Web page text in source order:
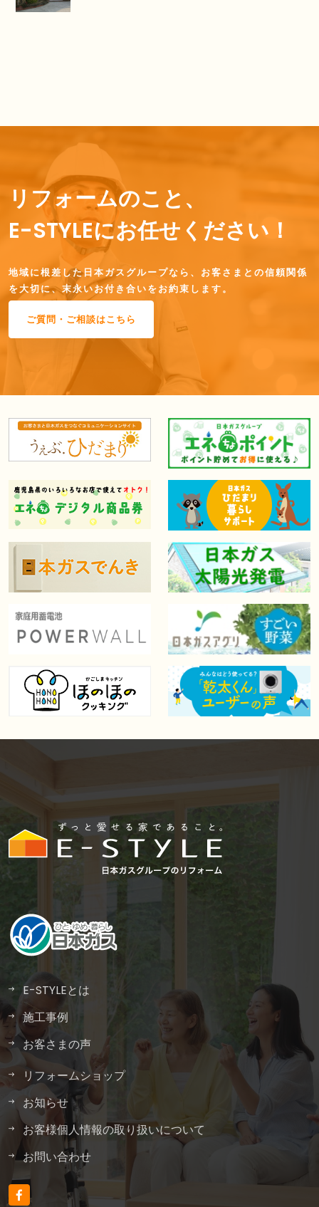
リフォームのこと、
E-STYLEにお任せください！
地域に根差した日本ガスグループなら、お客さまとの信頼関係
を大切に、末永いお付き合いをお約束します。
ご質問・ご相談はこちら
E-STYLEとは
施工事例
お客さまの声
リフォームショップ
お知らせ
お客様個人情報の取り扱いについて
お問い合わせ